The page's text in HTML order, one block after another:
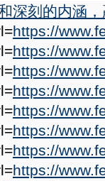
深刻的内涵
https://
https://
https://
https://
https://
https://
https://
https://